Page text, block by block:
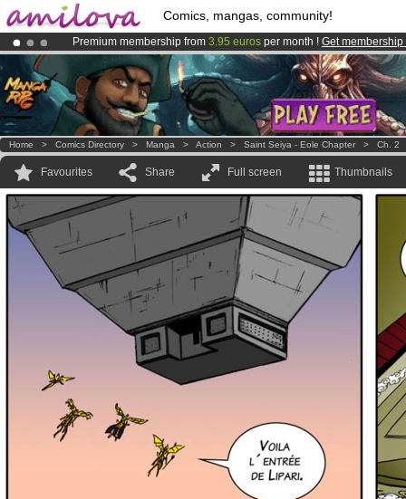
Comics, mangas, community!
Premium membership from 3.95 euros per month ! Get membership
Already 134393membersand 1208comics & mangas!.
AmilovaKickstarter is now LIVE!.
Home > Comics Directory > Manga > Action > Saint Seiya - Eole Chapter > Ch. 2
Favourites Share Full screen Thumbnails